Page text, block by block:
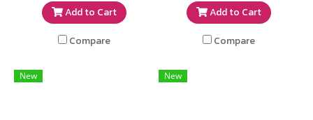
Add to Cart
Compare
Add to Cart
Compare
New New